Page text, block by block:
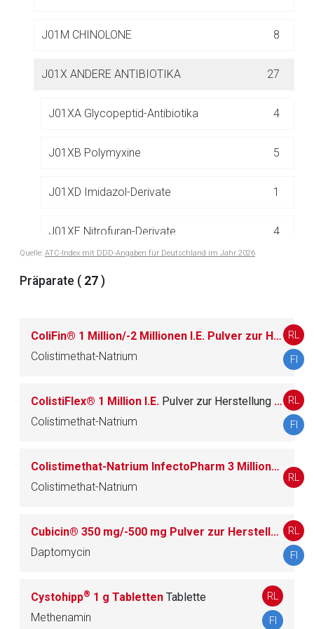
J01M CHINOLONE 8
J01X ANDERE ANTIBIOTIKA 27
J01XA Glycopeptid-Antibiotika 4
J01XB Polymyxine 5
J01XD Imidazol-Derivate 1
J01XE Nitrofuran-Derivate 4
J02 ANTIMYKOTIKA ZUR SYSTEMISCHEN
ANWENDUNG
J04 MITTEL GEGEN MYKOBAKTERIEN
J06 IMMUNSERA UND IMMUNGLOBULINE
J07 IMPFSTOFFE 80
RENDE MITTEL
516
Quelle: ATC-Index mit DDD-Angaben für Deutschland im Jahr 2026
Präparate ( 27 )
ColiFin® 1 Million/-2 Millionen I.E. Pulver zur Herstellung einer Lösung für einen Vernebler
Colistimethat-Natrium
RL
FI
ColistiFlex® 1 Million I.E. Pulver zur Herstellung einer Injektions-, Infusions- oder Inhalationslösung
Colistimethat-Natrium
RL
FI
Colistimethat-Natrium InfectoPharm 3 Millionen I.E.
Colistimethat-Natrium
RL
Cubicin® 350 mg/-500 mg Pulver zur Herstellung einer Injektions- bzw. Infusionslösung
Daptomycin
RL
FI
Cystohipp® 1 g Tabletten Tablette
Methenamin
RL
FI
Aufruf einer externen Seite
Der von Ihnen aufgerufene Link öffnet eine externe Web-
Betreiber verantwortlich. Ebenso gelten dort ggf. andere
Zurück zur rote-liste.de Zur Seite